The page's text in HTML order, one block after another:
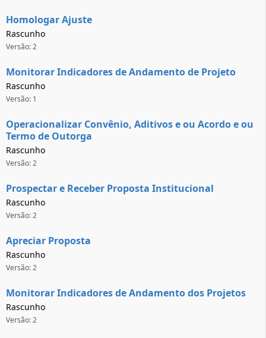
Homologar Ajuste
Rascunho
Versão: 2
Monitorar Indicadores de Andamento de Projeto
Rascunho
Versão: 1
Operacionalizar Convênio, Aditivos e ou Acordo e ou
Termo de Outorga
Rascunho
Versão: 2
Prospectar e Receber Proposta Institucional
Rascunho
Versão: 2
Apreciar Proposta
Rascunho
Versão: 2
Monitorar Indicadores de Andamento dos Projetos
Rascunho
Versão: 2